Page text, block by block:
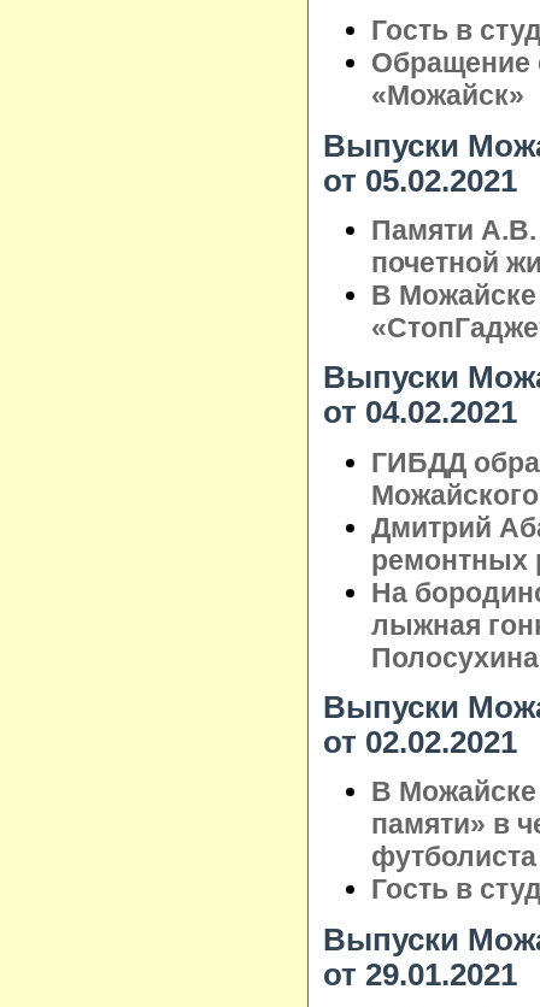
Гость в
Обращение
«Можайск»
Выпуски
от 05.02.2021
Памяти А.В.
почетной
В
Выпуски
от 04.02.2021
ГИБДД
Дмитрий
На
лыжная
Полосухина
Выпуски
от 02.02.2021
В Можайске
памяти» в
Гость в
Выпуски
от 29.01.2021